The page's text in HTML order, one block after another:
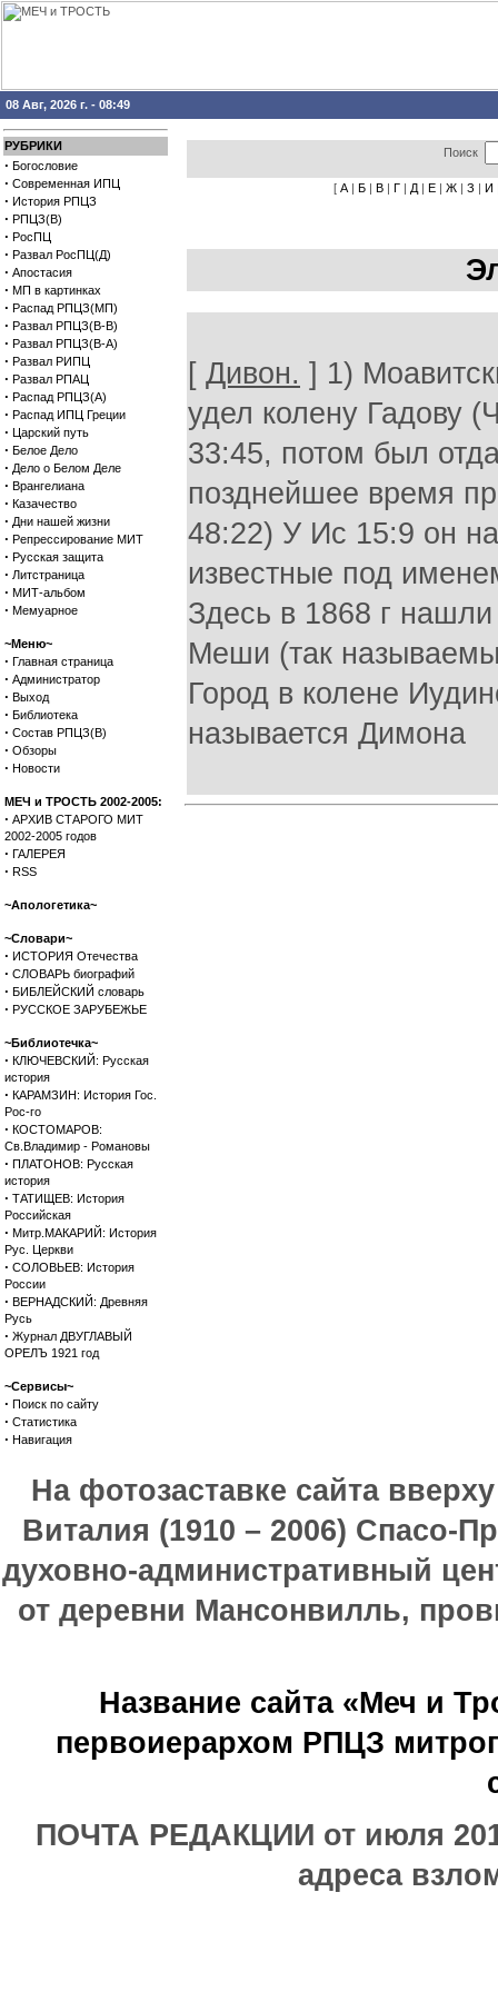
08 Авг, 2026 г. - 08:49
РУБРИКИ
· Богословие
· Современная ИПЦ
· История РПЦЗ
· РПЦЗ(В)
· РосПЦ
· Развал РосПЦ(Д)
· Апостасия
· МП в картинках
· Распад РПЦЗ(МП)
· Развал РПЦЗ(В-В)
· Развал РПЦЗ(В-А)
· Развал РИПЦ
· Развал РПАЦ
· Распад РПЦЗ(А)
· Распад ИПЦ Греции
· Царский путь
· Белое Дело
· Дело о Белом Деле
· Врангелиана
· Казачество
· Дни нашей жизни
· Репрессирование МИТ
· Русская защита
· Литстраница
· МИТ-альбом
· Мемуарное
~Меню~
· Главная страница
· Администратор
· Выход
· Библиотека
· Состав РПЦЗ(В)
· Обзоры
· Новости
МЕЧ и ТРОСТЬ 2002-2005:
· АРХИВ СТАРОГО МИТ
2002-2005 годов
· ГАЛЕРЕЯ
· RSS
~Апологетика~
~Словари~
· ИСТОРИЯ Отечества
· СЛОВАРЬ биографий
· БИБЛЕЙСКИЙ словарь
· РУССКОЕ ЗАРУБЕЖЬЕ
~Библиотечка~
· КЛЮЧЕВСКИЙ: Русская
история
· КАРАМЗИН: История Гос.
Рос-го
· КОСТОМАРОВ:
Св.Владимир - Романовы
· ПЛАТОНОВ: Русская
история
· ТАТИЩЕВ: История
Российская
· Митр.МАКАРИЙ: История
Рус. Церкви
· СОЛОВЬЕВ: История
России
· ВЕРНАДСКИЙ: Древняя
Русь
· Журнал ДВУГЛАВЫЙ
ОРЕЛЪ 1921 год
~Сервисы~
· Поиск по сайту
· Статистика
· Навигация
Поиск
[ А | Б | В | Г | Д | Е | Ж | З | И
[ Дивон. ] 1)
удел колену Гадову
33:45, потом был
позднейшее время
48:22) У Ис 15:9 он
известные под
Здесь в 1868 г
Меши (так
Город в колене
называется Димона
На фотозаставке сайта
Виталия (1910 – 2006) Спасо-
духовно-административный
от деревни Мансонвилль,
Название сайта «Меч и
первоиерархом РПЦЗ
ПОЧТА РЕДАКЦИИ от июля
адреса